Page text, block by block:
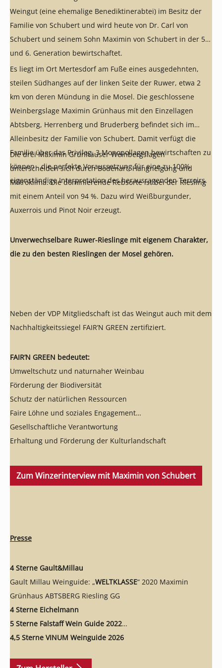
Weingut (eine ehemalige Benediktinerabtei) im Besitz der
Familie von Schubert und wird heute von Dr. Carl von
Schubert und seinem Sohn Maximin von Schubert in der 5.
und 6. Generation bewirtschaftet.
Es liegt im Ort Mertesdorf am Fuße eines ausgedehnten,
steilen Südhanges auf der linken Seite der Ruwer, etwa 2
km von deren Mündung in die Mosel. Die geschlossene
Weinbergslage Maximin Grünhaus mit den Einzellagen
Abtsberg, Herrenberg und Bruderberg befindet sich im
Alleinbesitz der Familie von Schubert. Damit verfügt die
Familie über das Privileg, 3 Monopollagen bewirtschaften zu
können - die perfekte Voraussetzung für eine zu 100%
eigenständige Interpretation des herausragenden Terroirs.
Die drei Maximin Grünhäuser Weinbergslagen
unterscheiden sich durch Bodenart, Hangneigung und
Mikroklima. Die dominierende Rebsorte ist bei der Riesling
mit einem Anteil von 94 %. Dazu wird Weißburgunder,
Auxerrois und Pinot Noir erzeugt.
Unverwechselbare Ruwer-Rieslinge mit eigenem Charakter,
die zu den besten Rieslingen der Mosel gehören.
Neben der VDP Mitgliedschaft ist das Weingut auch mit dem
Nachhaltigkeitssiegel FAIR’N GREEN zertifiziert.
FAIR’N GREEN bedeutet:
Umweltschutz und naturnaher Weinbau
Förderung der Biodiversität
Schutz der natürlichen Ressourcen
Faire Löhne und soziales Engagement
Gesellschaftliche Verantwortung
Erhaltung und Förderung der Kulturlandschaft
Zum Winzerinterview mit Maximin von Schubert
Presse
4 Sterne Gault&Millau
Gault Millau Weinguide: „WELTKLASSE“ 2020 Maximin
Grünhaus ABTSBERG Riesling GG
4 Sterne Eichelmann
5 Sterne Falstaff Wein Guide 2022
4,5 Sterne VINUM Weinguide 2026
„Spätlese“; 93 Punkte 2020 Maximin Grünhaus HERRENBERG